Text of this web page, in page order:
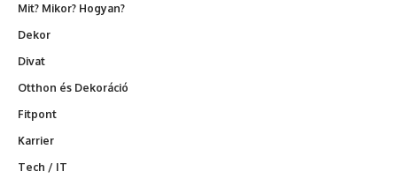
Mit? Mikor? Hogyan?
Dekor
Divat
Otthon és Dekoráció
Fitpont
Karrier
Tech / IT